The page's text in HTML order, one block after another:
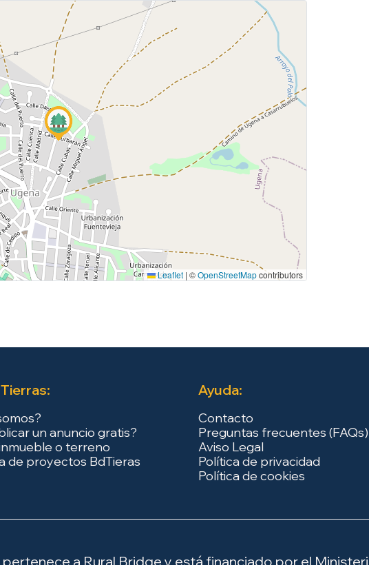
Leaflet | ©OpenStreetMapcontributors
un anuncio gratis?
o terreno
de proyectos BdTieras
Ayuda:
Contacto
Preguntas frecuentes (FAQs)
Aviso Legal
Política de privacidad
Política de cookies
a Rural Bridge y está financiado por el